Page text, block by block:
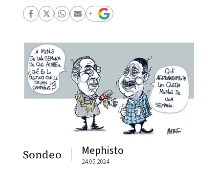
Sondeo Mephisto
24.05.2024